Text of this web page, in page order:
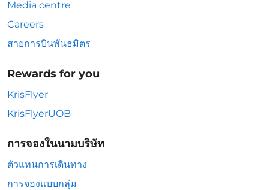
Media centre
Careers
สายการบินพันธมิตร
Rewards for you
KrisFlyer
KrisFlyerUOB
การจองในนามบริษัท
ตัวแทนการเดินทาง
การจองแบบกลุ่ม